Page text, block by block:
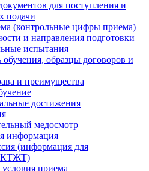
для поступления и
подачи
(контрольные цифры приема)
и направления подготовки
испытания
образцы договоров и
и преимущества
достижения
медосмотр
информация
(информация для
КТЖТ)
приема